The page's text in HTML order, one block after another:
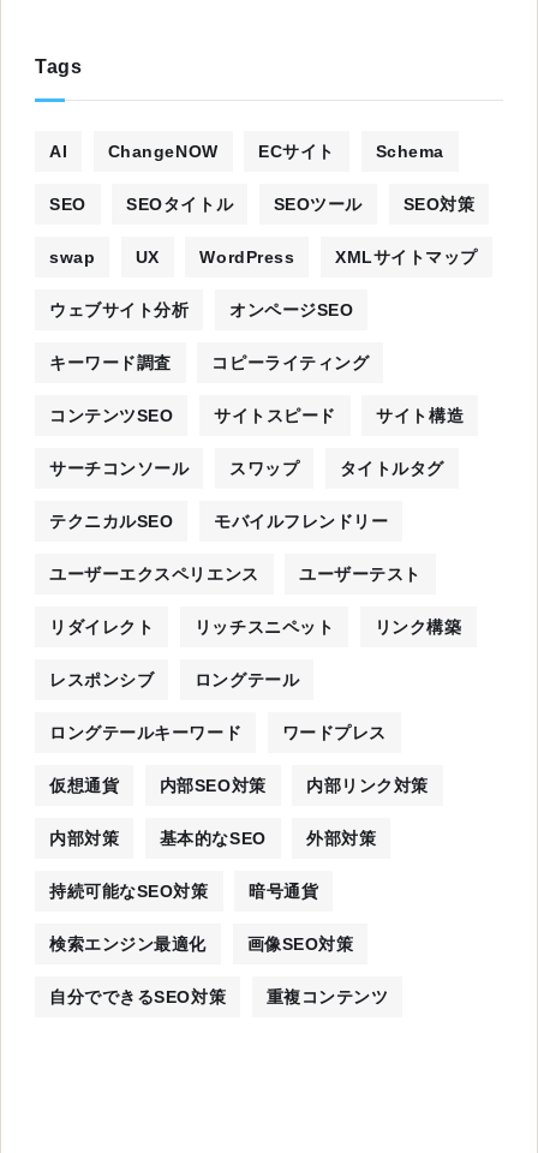
Tags
AI ChangeNOW ECサイト Schema
SEO SEOタイトル SEOツール SEO対策
swap UX WordPress XMLサイトマップ
ウェブサイト分析 オンページSEO
キーワード調査 コピーライティング
コンテンツSEO サイトスピード サイト構造
サーチコンソール スワップ タイトルタグ
テクニカルSEO モバイルフレンドリー
ユーザーエクスペリエンス ユーザーテスト
リダイレクト リッチスニペット リンク構築
レスポンシブ ロングテール
ロングテールキーワード ワードプレス
仮想通貨 内部SEO対策 内部リンク対策
内部対策 基本的なSEO 外部対策
持続可能なSEO対策 暗号通貨
検索エンジン最適化 画像SEO対策
自分でできるSEO対策 重複コンテンツ